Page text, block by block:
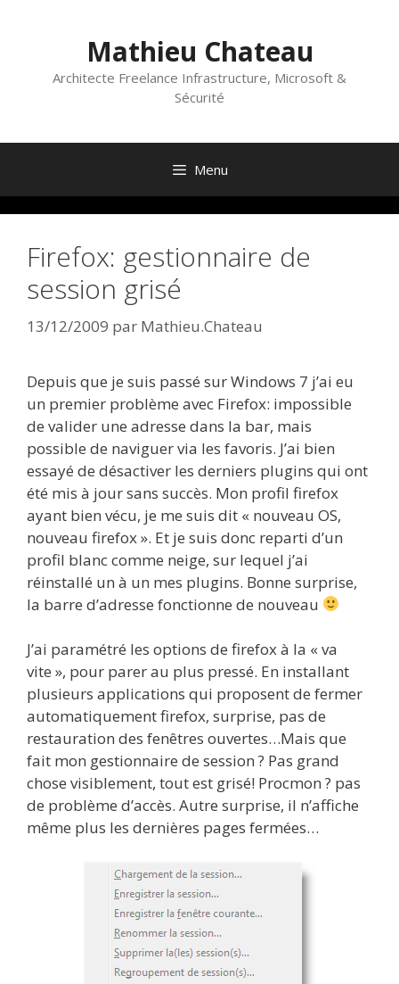
Mathieu Chateau
Architecte Freelance Infrastructure, Microsoft &
Sécurité
Menu
Firefox: gestionnaire de
session grisé
13/12/2009 par Mathieu.Chateau
Depuis que je suis passé sur Windows 7 j’ai eu
un premier problème avec Firefox: impossible
de valider une adresse dans la bar, mais
possible de naviguer via les favoris. J’ai bien
essayé de désactiver les derniers plugins qui ont
été mis à jour sans succès. Mon profil firefox
ayant bien vécu, je me suis dit « nouveau OS,
nouveau firefox ». Et je suis donc reparti d’un
profil blanc comme neige, sur lequel j’ai
réinstallé un à un mes plugins. Bonne surprise,
la barre d’adresse fonctionne de nouveau
J’ai paramétré les options de firefox à la « va
vite », pour parer au plus pressé. En installant
plusieurs applications qui proposent de fermer
automatiquement firefox, surprise, pas de
restauration des fenêtres ouvertes…Mais que
fait mon gestionnaire de session ? Pas grand
chose visiblement, tout est grisé! Procmon ? pas
de problème d’accès. Autre surprise, il n’affiche
même plus les dernières pages fermées…